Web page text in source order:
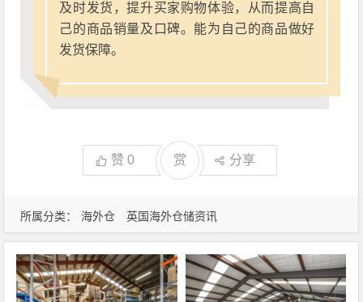
所属分类： 海外仓 英国海外仓储资讯
及时发货，提升买家购物体验，从而提高自
己的商品销量及口碑。能为自己的商品做好
发货保障。
赞0 赏 分享